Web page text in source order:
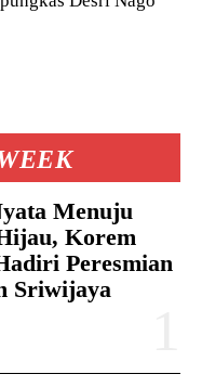
Menuju
Korem
Peresmian
Sriwijaya